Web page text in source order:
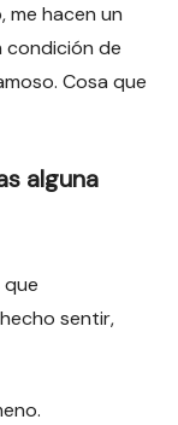
me hacen un
condición de
Cosa que
alguna
sentir,